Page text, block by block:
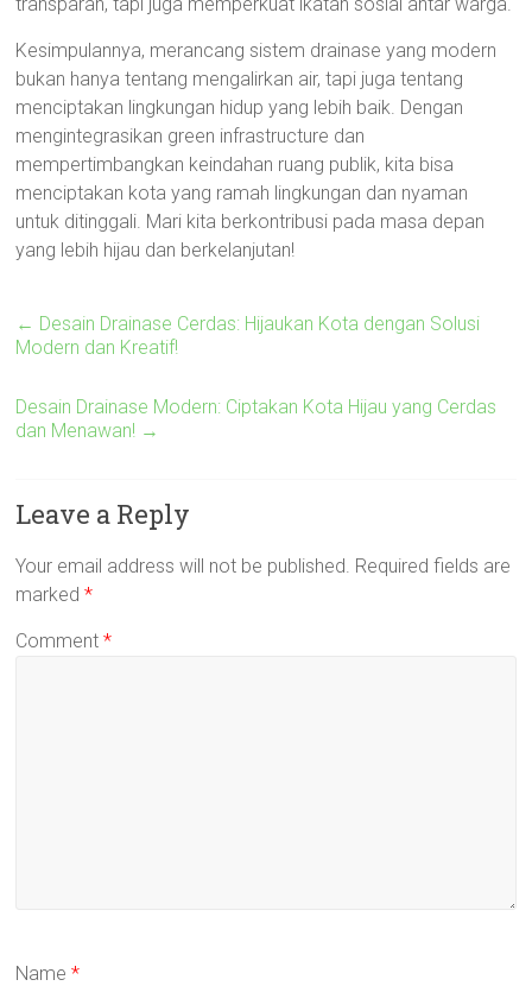
Kesimpulannya, merancang sistem drainase yang modern
bukan hanya tentang mengalirkan air, tapi juga tentang
menciptakan lingkungan hidup yang lebih baik. Dengan
mengintegrasikan green infrastructure dan
mempertimbangkan keindahan ruang publik, kita bisa
menciptakan kota yang ramah lingkungan dan nyaman
untuk ditinggali. Mari kita berkontribusi pada masa depan
yang lebih hijau dan berkelanjutan!
← Desain Drainase Cerdas: Hijaukan Kota dengan Solusi
Modern dan Kreatif!
Desain Drainase Modern: Ciptakan Kota Hijau yang Cerdas
dan Menawan! →
Leave a Reply
Your email address will not be published. Required fields are
marked*
Comment*
Name*